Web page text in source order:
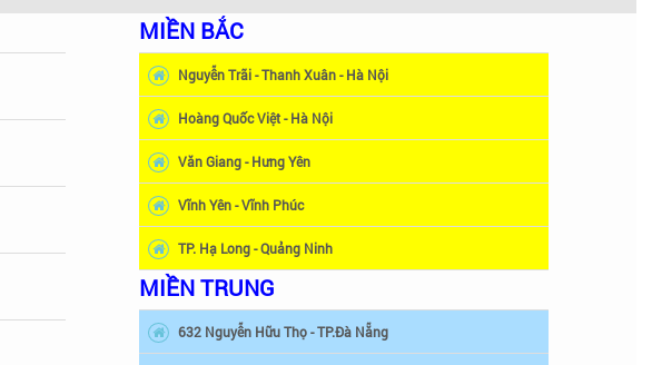
MIỀN BẮC
Nguyễn Trãi - Thanh Xuân - Hà Nội
Hoàng Quốc Việt - Hà Nội
Văn Giang - Hưng Yên
Vĩnh Yên - Vĩnh Phúc
TP. Hạ Long - Quảng Ninh
MIỀN TRUNG
632 Nguyễn Hữu Thọ - TP.Đà Nẵng